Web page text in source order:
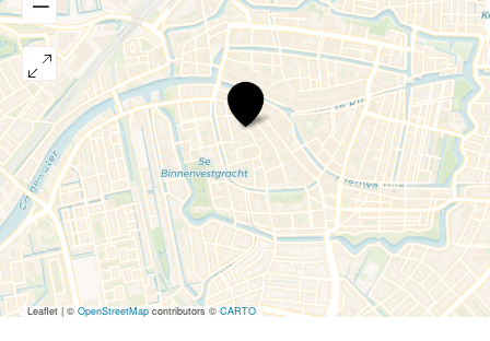
Industrie
Kleurpotlood
Leaflet|© OpenStreetMap contributors ©CARTO